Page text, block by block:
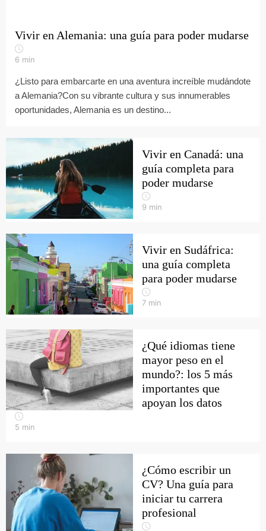
Vivir en Alemania: una guía para poder mudarse
6 min
¿Listo para embarcarte en una aventura increíble mudándote
a Alemania?Con su vibrante cultura y sus innumerables
oportunidades, Alemania es un destino...
Vivir en Canadá: una
guía completa para
poder mudarse
9 min
Vivir en Sudáfrica:
una guía completa
para poder mudarse
7 min
¿Qué idiomas tiene
mayor peso en el
mundo?: los 5 más
importantes que
apoyan los datos
5 min
¿Cómo escribir un
CV? Una guía para
iniciar tu carrera
profesional